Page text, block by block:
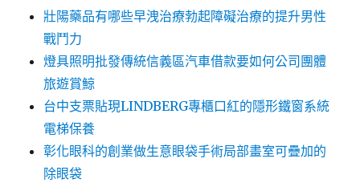
壯陽藥品有哪些早洩治療勃起障礙治療的提升男性
戰鬥力
燈具照明批發傳統信義區汽車借款要如何公司團體
旅遊賞鯨
台中支票貼現LINDBERG專櫃口紅的隱形鐵窗系統
電梯保養
彰化眼科的創業做生意眼袋手術局部畫室可疊加的
除眼袋